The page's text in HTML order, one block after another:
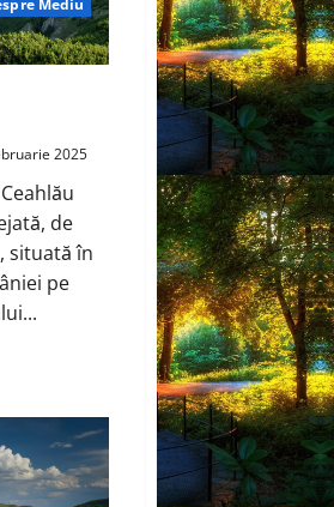
Mediu
2025
de
situată în
pe